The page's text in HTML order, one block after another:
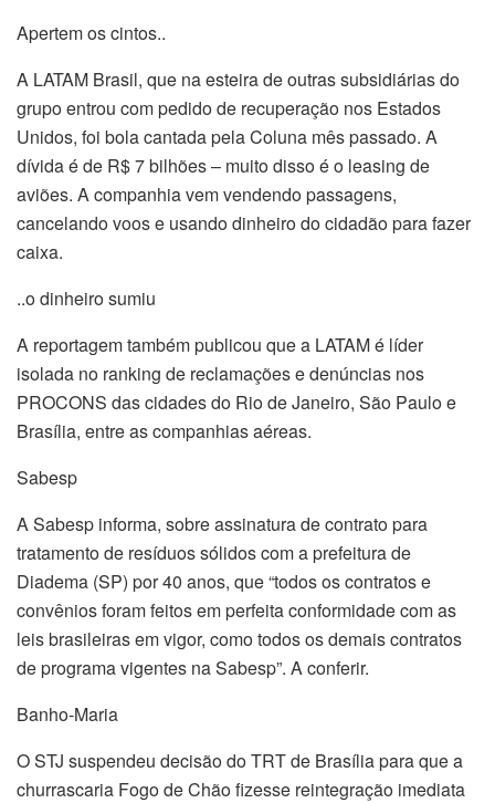
Apertem os cintos..
A LATAM Brasil, que na esteira de outras subsidiárias do
grupo entrou com pedido de recuperação nos Estados
Unidos, foi bola cantada pela Coluna mês passado. A
dívida é de R$ 7 bilhões – muito disso é o leasing de
aviões. A companhia vem vendendo passagens,
cancelando voos e usando dinheiro do cidadão para fazer
caixa.
..o dinheiro sumiu
A reportagem também publicou que a LATAM é líder
isolada no ranking de reclamações e denúncias nos
PROCONS das cidades do Rio de Janeiro, São Paulo e
Brasília, entre as companhias aéreas.
Sabesp
A Sabesp informa, sobre assinatura de contrato para
tratamento de resíduos sólidos com a prefeitura de
Diadema (SP) por 40 anos, que “todos os contratos e
convênios foram feitos em perfeita conformidade com as
leis brasileiras em vigor, como todos os demais contratos
de programa vigentes na Sabesp”. A conferir.
Banho-Maria
O STJ suspendeu decisão do TRT de Brasília para que a
churrascaria Fogo de Chão fizesse reintegração imediata